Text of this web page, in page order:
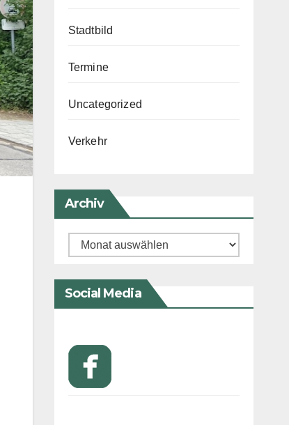
Stadtbild
Termine
Uncategorized
Verkehr
Archiv
Archiv
Social Media